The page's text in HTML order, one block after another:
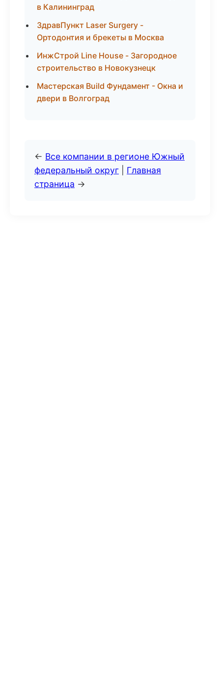
в Калининград
ЗдравПункт Laser Surgery -
Ортодонтия и брекеты в Москва
ИнжСтрой Line House - Загородное
строительство в Новокузнецк
Мастерская Build Фундамент - Окна и
двери в Волгоград
← Все компании в регионе Южный
федеральный округ
Главная
страница →